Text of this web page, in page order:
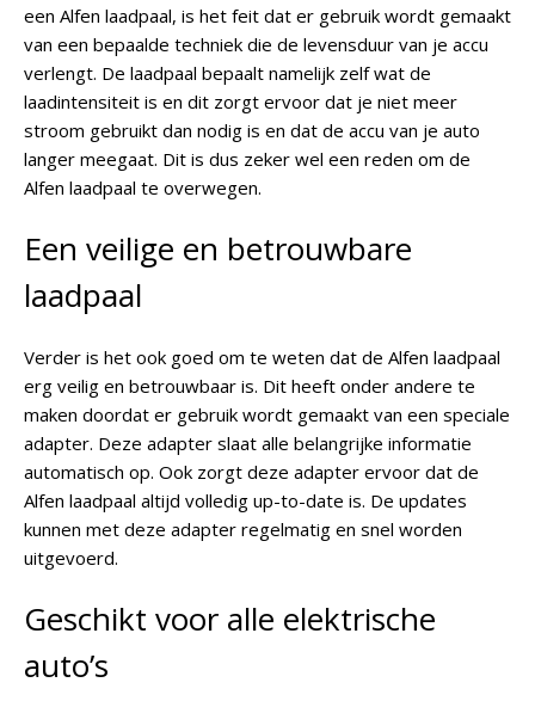
een Alfen laadpaal, is het feit dat er gebruik wordt gemaakt
van een bepaalde techniek die de levensduur van je accu
verlengt. De laadpaal bepaalt namelijk zelf wat de
laadintensiteit is en dit zorgt ervoor dat je niet meer
stroom gebruikt dan nodig is en dat de accu van je auto
langer meegaat. Dit is dus zeker wel een reden om de
Alfen laadpaal te overwegen.
Een veilige en betrouwbare
laadpaal
Verder is het ook goed om te weten dat de Alfen laadpaal
erg veilig en betrouwbaar is. Dit heeft onder andere te
maken doordat er gebruik wordt gemaakt van een speciale
adapter. Deze adapter slaat alle belangrijke informatie
automatisch op. Ook zorgt deze adapter ervoor dat de
Alfen laadpaal altijd volledig up-to-date is. De updates
kunnen met deze adapter regelmatig en snel worden
uitgevoerd.
Geschikt voor alle elektrische
auto’s